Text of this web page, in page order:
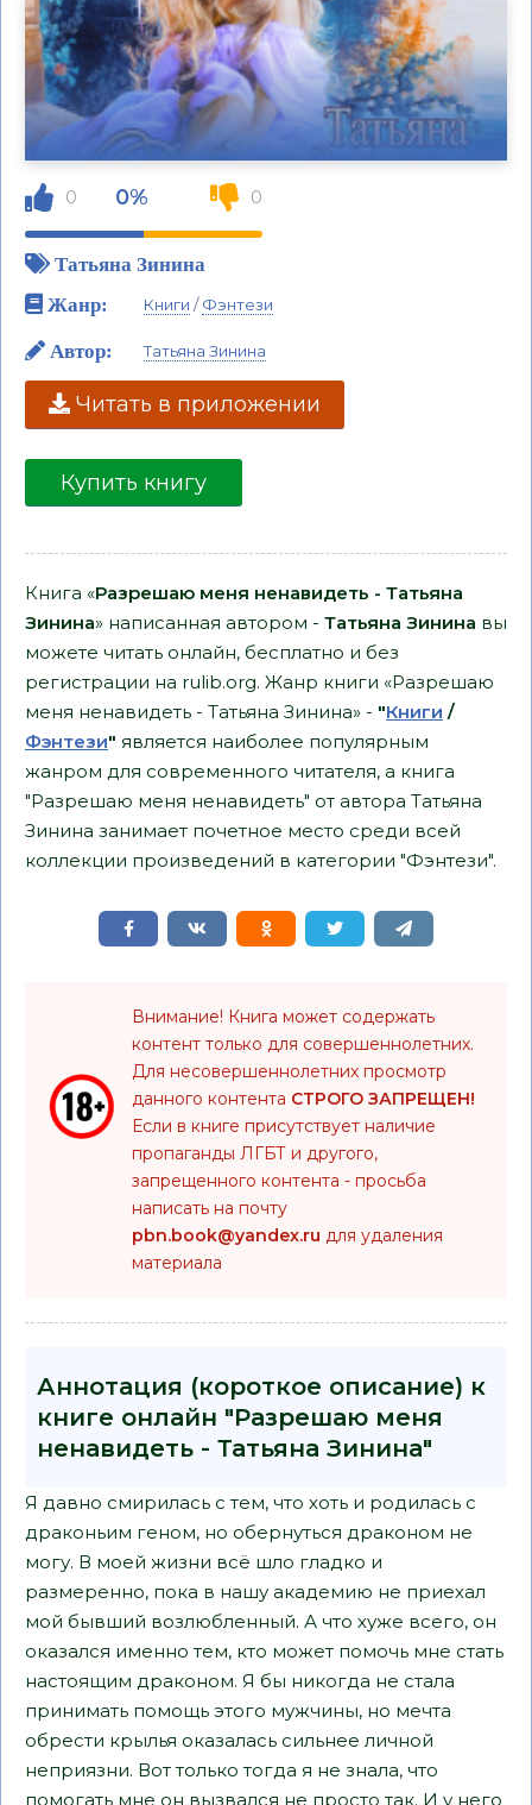
0 0% 0
Татьяна Зинина
Жанр:
Книги /Фэнтези
Автор: Татьяна Зинина
Читать в приложении
Купить книгу
Книга «Разрешаю меня ненавидеть - Татьяна
Зинина» написанная автором - Татьяна Зинина вы
можете читать онлайн, бесплатно и без
регистрации на rulib.org. Жанр книги «Разрешаю
меня ненавидеть - Татьяна Зинина» - "Книги /
Фэнтези" является наиболее популярным
жанром для современного читателя, а книга
"Разрешаю меня ненавидеть" от автора Татьяна
Зинина занимает почетное место среди всей
коллекции произведений в категории "Фэнтези".
Внимание! Книга может содержать
контент только для совершеннолетних.
Для несовершеннолетних просмотр
данного контента СТРОГО ЗАПРЕЩЕН!
Если в книге присутствует наличие
пропаганды ЛГБТ и другого,
запрещенного контента - просьба
написать на почту
pbn.book@yandex.ru для удаления
материала
Аннотация (короткое описание) к
книге онлайн "Разрешаю меня
ненавидеть - Татьяна Зинина"
Я давно смирилась с тем, что хоть и родилась с
драконьим геном, но обернуться драконом не
могу. В моей жизни всё шло гладко и
размеренно, пока в нашу академию не приехал
мой бывший возлюбленный. А что хуже всего, он
оказался именно тем, кто может помочь мне стать
настоящим драконом. Я бы никогда не стала
принимать помощь этого мужчины, но мечта
обрести крылья оказалась сильнее личной
неприязни. Вот только тогда я не знала, что
помогать мне он вызвался не просто так. И у него